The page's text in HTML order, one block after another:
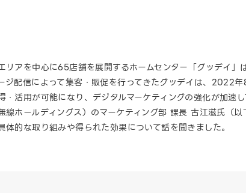
リアを中心に65店舗を展開するホームセンター「グッデイ
ジ配信によって集客・販促を行ってきたグッデイは、2022
・活用が可能になり、デジタルマーケティングの強化が加速
線ホールディングス）のマーケティング部 課長 古江滋氏（
体的な取り組みや得られた効果について話を聞きました。